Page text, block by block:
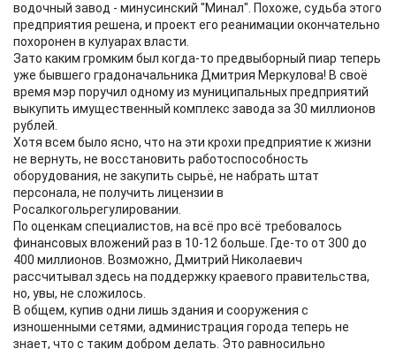
водочный завод - минусинский "Минал". Похоже, судьба этого
предприятия решена, и проект его реанимации окончательно
похоронен в кулуарах власти.
Зато каким громким был когда-то предвыборный пиар теперь
уже бывшего градоначальника Дмитрия Меркулова! В своё
время мэр поручил одному из муниципальных предприятий
выкупить имущественный комплекс завода за 30 миллионов
рублей.
Хотя всем было ясно, что на эти крохи предприятие к жизни
не вернуть, не восстановить работоспособность
оборудования, не закупить сырьё, не набрать штат
персонала, не получить лицензии в
Росалкогольрегулировании.
По оценкам специалистов, на всё про всё требовалось
финансовых вложений раз в 10-12 больше. Где-то от 300 до
400 миллионов. Возможно, Дмитрий Николаевич
рассчитывал здесь на поддержку краевого правительства,
но, увы, не сложилось.
В общем, купив одни лишь здания и сооружения с
изношенными сетями, администрация города теперь не
знает, что с таким добром делать. Это равносильно